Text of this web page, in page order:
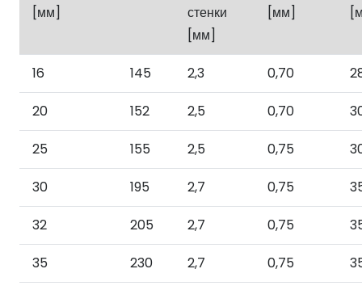
[мм]
стенки
[мм]
[мм]
16 145 2,3 0,70
20 152 2,5 0,70
25 155 2,5 0,75
30 195 2,7 0,75
32 205 2,7 0,75
35 230 2,7 0,75